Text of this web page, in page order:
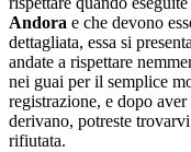
Andora e che devono
dettagliata, essa si
andate a rispettare
nei guai per il semplice
registrazione, e dopo
derivano, potreste
rifiutata.